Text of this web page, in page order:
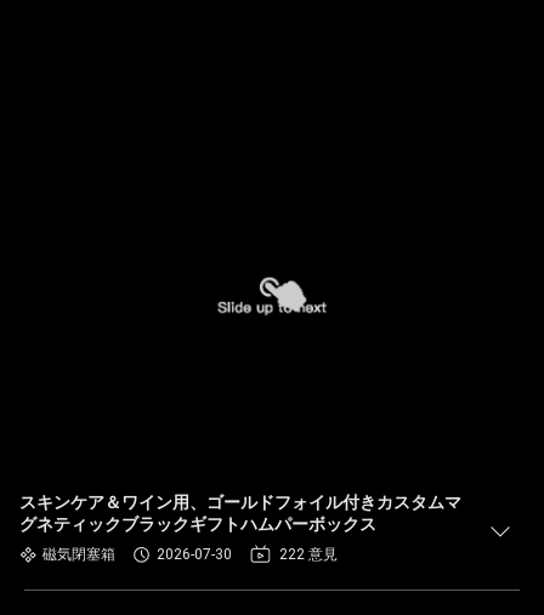
スキンケア＆ワイン用、ゴールドフォイル付きカスタムマ
グネティックブラックギフトハムパーボックス
磁気閉塞箱 2026-07-30 222 意見